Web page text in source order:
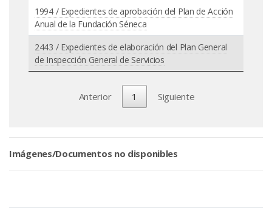
1994 / Expedientes de aprobación del Plan de Acción
Anual de la Fundación Séneca
2443 / Expedientes de elaboración del Plan General
de Inspección General de Servicios
Anterior 1 Siguiente
Imágenes/Documentos no disponibles